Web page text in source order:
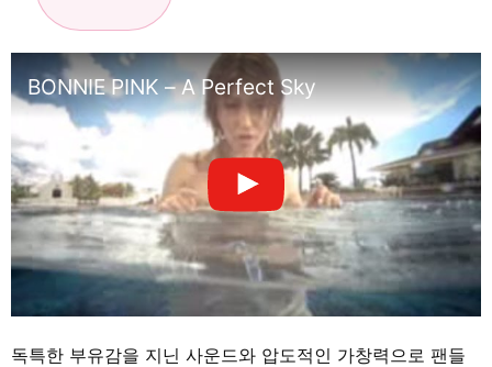
BONNIE PINK – A Perfect Sky
독특한 부유감을 지닌 사운드와 압도적인 가창력으로 팬들